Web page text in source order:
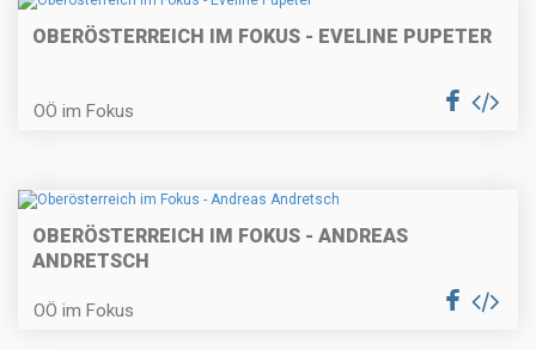
OBERÖSTERREICH IM FOKUS - EVELINE PUPETER
OÖ im Fokus
OBERÖSTERREICH IM FOKUS - ANDREAS
ANDRETSCH
OÖ im Fokus